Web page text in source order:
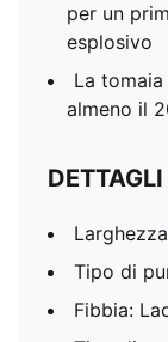
per un
esplosivo
La
almeno il
DETTAGLI
Tipo di
Fibbia: